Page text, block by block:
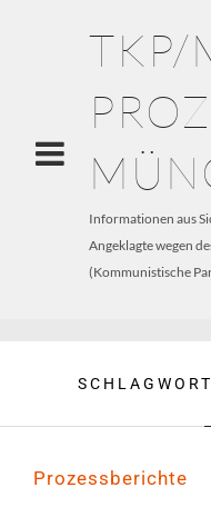
TKP/
Informationen aus
Angeklagte wegen
(Kommunistische
Prozessberichte